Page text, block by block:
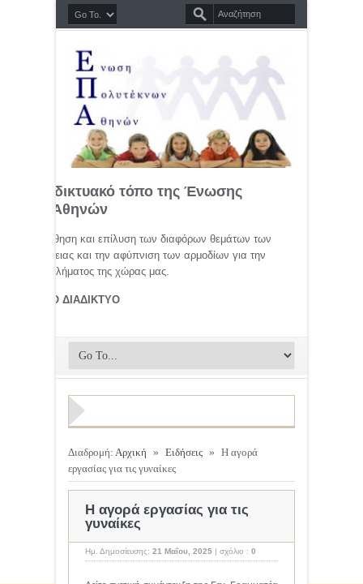
διαδικτυακό τόπο της Ένωσης
Αθηνών
προώθηση και επίλυση των διαφόρων θεμάτων των
οικογένειας και την αφύπνιση των αρμοδίων για την
προβλήματος της χώρας μας.
ΣΤΟ ΔΙΑΔΙΚΤΥΟ
Διαδρομή: Αρχική » Ειδήσεις » Η αγορά
εργασίας για τις γυναίκες
Η αγορά εργασίας για τις
γυναίκες
Ημ. Δημοσίευσης: 21 Μαΐου, 2025 | σχόλιο : 0